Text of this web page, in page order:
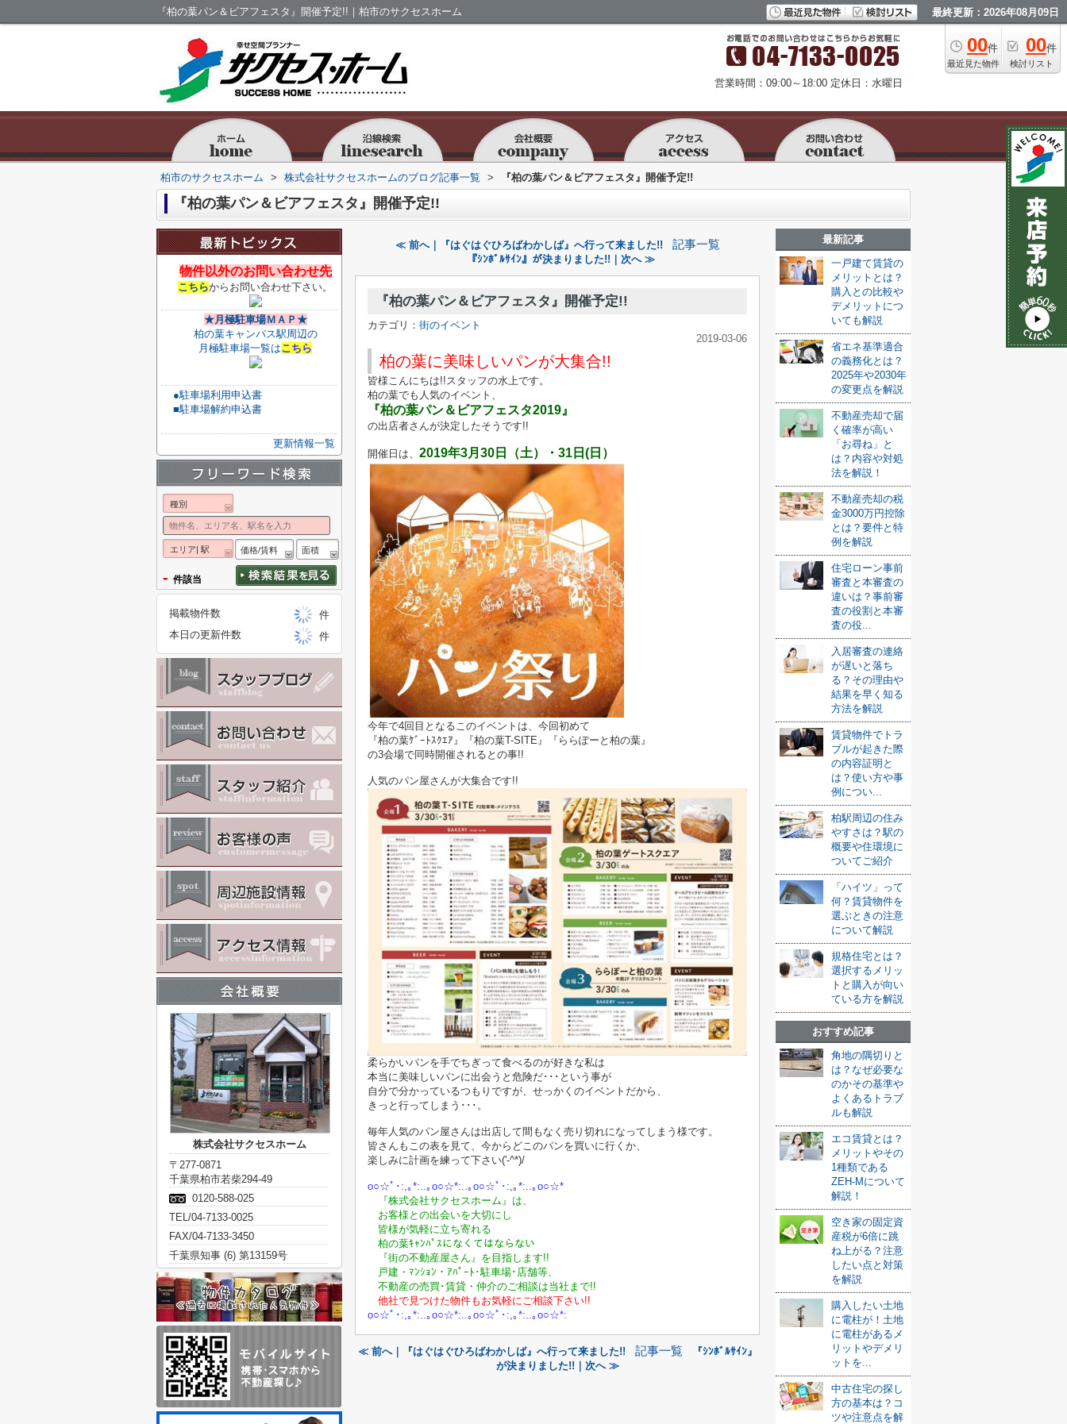
『柏の葉パン＆ビアフェスタ』開催予定!!｜柏市のサクセスホーム 最終更新：2026年08月09日
00件
最近見た物件
00件
検討リスト
営業時間：09:00～18:00 定休日：水曜日
柏市のサクセスホーム > 株式会社サクセスホームのブログ記事一覧 > 『柏の葉パン＆ビアフェスタ』開催予定!!
『柏の葉パン＆ビアフェスタ』開催予定!!
≪ 前へ｜『はぐはぐひろばわかしば』へ行って来ました!! 記事一覧
『ｼﾝﾎﾞﾙｻｲﾝ』が決まりました!!｜次へ ≫
『柏の葉パン＆ビアフェスタ』開催予定!!
カテゴリ： 街のイベント
2019-03-06
柏の葉に美味しいパンが大集合!!
皆様こんにちは!!スタッフの水上です。
柏の葉でも人気のイベント、
『柏の葉パン＆ビアフェスタ2019』
の出店者さんが決定したそうです!!
開催日は、 2019年3月30日（土）・31日(日）
今年で4回目となるこのイベントは、今回初めて
『柏の葉ｹﾞｰﾄｽｸｴｱ』『柏の葉T-SITE』『ららぽーと柏の葉』
の3会場で同時開催されるとの事!!
人気のパン屋さんが大集合です!!
柔らかいパンを手でちぎって食べるのが好きな私は
本当に美味しいパンに出会うと危険だ･･･という事が
自分で分かっているつもりですが、せっかくのイベントだから、
きっと行ってしまう･･･。
毎年人気のパン屋さんは出店して間もなく売り切れになってしまう様です。
皆さんもこの表を見て、今からどこのパンを買いに行くか、
楽しみに計画を練って下さい('-^*)/
o○☆ﾟ･:,｡*:..｡o○☆*:..｡o○☆ﾟ･:,｡*:..｡o○☆*
『株式会社サクセスホーム』は、
お客様との出会いを大切にし
皆様が気軽に立ち寄れる
柏の葉ｷｬﾝﾊﾟｽになくてはならない
『街の不動産屋さん』を目指します!!
戸建・ﾏﾝｼｮﾝ・ｱﾊﾟｰﾄ･駐車場･店舗等、
不動産の売買･賃貸・仲介のご相談は当社まで!!
他社で見つけた物件もお気軽にご相談下さい!!
o○☆ﾟ･:,｡*:..｡o○☆*:..｡o○☆ﾟ･:,｡*:..｡o○☆*:
≪ 前へ｜『はぐはぐひろばわかしば』へ行って来ました!! 記事一覧
『ｼﾝﾎﾞﾙｻｲﾝ』
が決まりました!!｜次へ ≫
最新記事
一戸建て賃貸の
メリットとは？
購入との比較や
デメリットにつ
いても解説
省エネ基準適合
の義務化とは？
2025年や2030年
の変更点を解説
不動産売却で届
く確率が高い
「お尋ね」と
は？内容や対処
法を解説！
不動産売却の税
金3000万円控除
とは？要件と特
例を解説
住宅ローン事前
審査と本審査の
違いは？事前審
査の役割と本審
査の役...
入居審査の連絡
が遅いと落ち
る？その理由や
結果を早く知る
方法を解説
賃貸物件でトラ
ブルが起きた際
の内容証明と
は？使い方や事
例につい...
柏駅周辺の住み
やすさは？駅の
概要や住環境に
ついてご紹介
「ハイツ」って
何？賃貸物件を
選ぶときの注意
について解説
規格住宅とは？
選択するメリッ
トと購入が向い
ている方を解説
おすすめ記事
角地の隅切りと
は？なぜ必要な
のかその基準や
よくあるトラブ
ルも解説
エコ賃貸とは？
メリットやその
1種類である
ZEH-Mについて
解説！
空き家の固定資
産税が6倍に跳
ね上がる？注意
したい点と対策
を解説
購入したい土地
に電柱が！土地
に電柱があるメ
リットやデメリ
ットを...
中古住宅の探し
方の基本は？コ
ツや注意点を解
物件以外のお問い合わせ先
こちらからお問い合わせ下さい。
★月極駐車場ＭＡＰ★
柏の葉キャンパス駅周辺の
月極駐車場一覧はこちら
●駐車場利用申込書
■駐車場解約申込書
更新情報一覧
種別
エリア| 駅 価格/賃料 面積
- 件該当
掲載物件数
件
本日の更新件数
件
株式会社サクセスホーム
〒277-0871
千葉県柏市若柴294-49
0120-588-025
TEL/04-7133-0025
FAX/04-7133-3450
千葉県知事 (6) 第13159号